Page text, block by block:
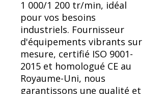
1 000/1 200 tr/min, idéal
pour vos besoins
industriels. Fournisseur
d'équipements vibrants sur
mesure, certifié ISO 9001-
2015 et homologué CE au
Royaume-Uni, nous
garantissons une qualité et